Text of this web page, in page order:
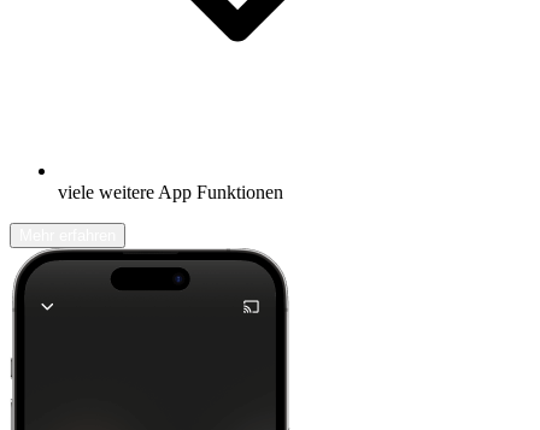
viele weitere App Funktionen